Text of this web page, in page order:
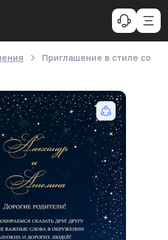
Приглашение в стиле со